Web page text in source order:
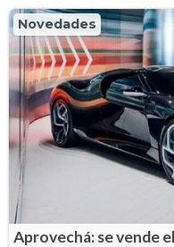
Novedades
Aprovechá: se vende